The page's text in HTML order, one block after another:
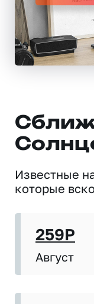
Известные
которые
259P
Август